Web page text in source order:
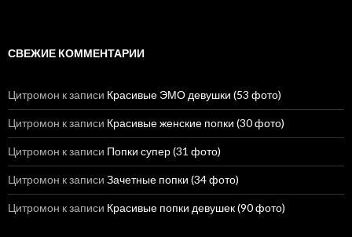
СВЕЖИЕ КОММЕНТАРИИ
Цитромон к записи Красивые ЭМО девушки (53 фото)
Цитромон к записи Красивые женские попки (30 фото)
Цитромон к записи Попки супер (31 фото)
Цитромон к записи Зачетные попки (34 фото)
Цитромон к записи Красивые попки девушек (90 фото)